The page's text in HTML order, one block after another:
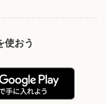
使おう